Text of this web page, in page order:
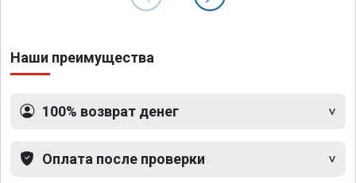
Наши преимущества
100% возврат денег
Оплата после проверки